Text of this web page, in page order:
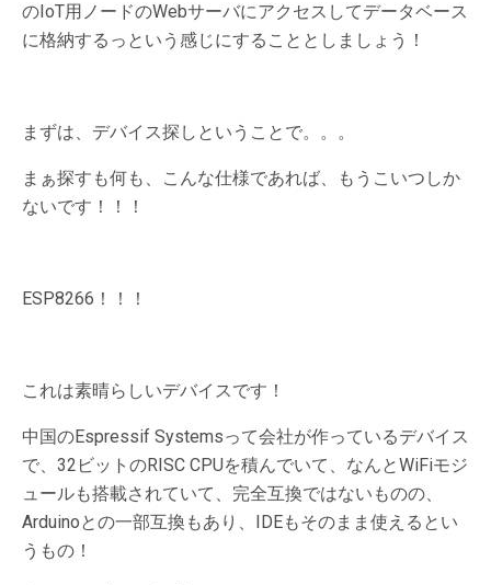
のIoT用ノードのWebサーバにアクセスしてデータベース
に格納するっという感じにすることとしましょう！
まずは、デバイス探しということで。。。
まぁ探すも何も、こんな仕様であれば、もうこいつしか
ないです！！！
ESP8266！！！
これは素晴らしいデバイスです！
中国のEspressif Systemsって会社が作っているデバイス
で、32ビットのRISC CPUを積んでいて、なんとWiFiモジ
ュールも搭載されていて、完全互換ではないものの、
Arduinoとの一部互換もあり、IDEもそのまま使えるとい
うもの！